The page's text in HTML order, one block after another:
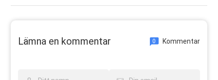
Lämna en kommentar 0 Kommentar